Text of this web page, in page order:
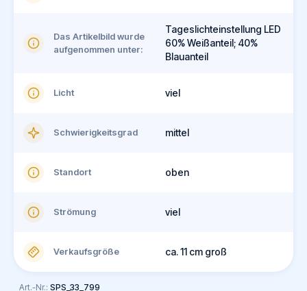
Das Artikelbild wurde
aufgenommen unter:
Tageslichteinstellung LED
60% Weißanteil; 40%
Blauanteil
Licht viel
Schwierigkeitsgrad mittel
Standort oben
Strömung viel
Verkaufsgröße ca. 11 cm groß
Art.-Nr.: SPS_33_799